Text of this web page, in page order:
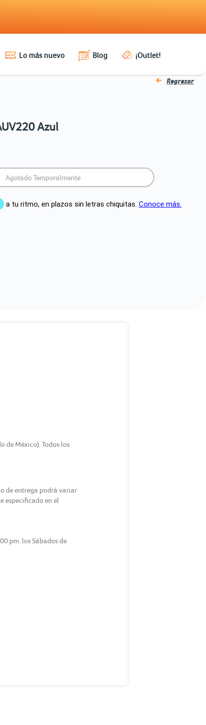
Lo más nuevo Blog ¡Outlet!
Regresar
Azul
Agotado Temporalmente
de México). Todos los
de entrega podrá variar
especificado en el
pm. los Sábados de